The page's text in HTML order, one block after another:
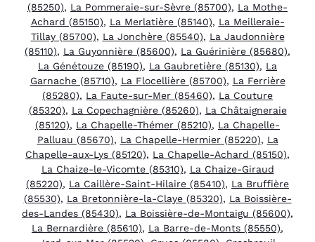
(85250), La Pommeraie-sur-Sèvre (85700), La Mothe-
Achard (85150), La Merlatière (85140), La Meilleraie-
Tillay (85700), La Jonchère (85540), La Jaudonnière
(85110), La Guyonnière (85600), La Guérinière (85680),
La Génétouze (85190), La Gaubretière (85130), La
Garnache (85710), La Flocellière (85700), La Ferrière
(85280), La Faute-sur-Mer (85460), La Couture
(85320), La Copechagnière (85260), La Châtaigneraie
(85120), La Chapelle-Thémer (85210), La Chapelle-
Palluau (85670), La Chapelle-Hermier (85220), La
Chapelle-aux-Lys (85120), La Chapelle-Achard (85150),
La Chaize-le-Vicomte (85310), La Chaize-Giraud
(85220), La Caillère-Saint-Hilaire (85410), La Bruffière
(85530), La Bretonnière-la-Claye (85320), La Boissière-
des-Landes (85430), La Boissière-de-Montaigu (85600),
La Bernardière (85610), La Barre-de-Monts (85550),